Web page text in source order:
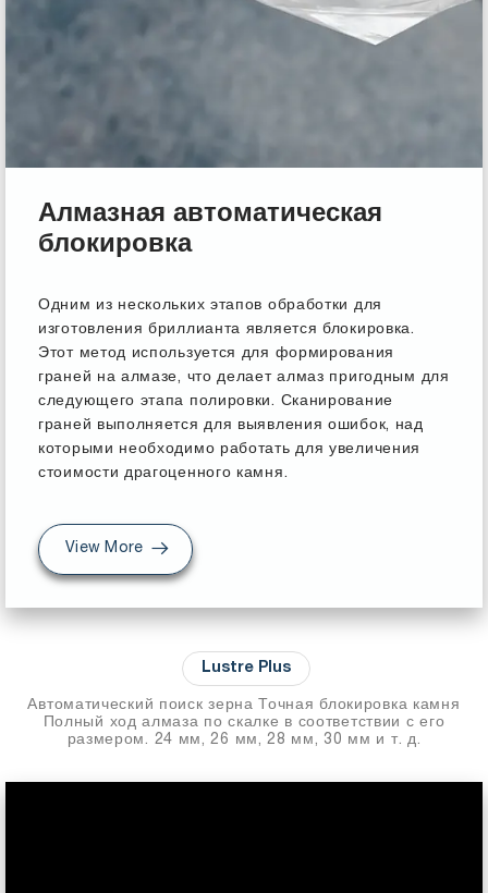
Алмазная автоматическая
блокировка
Одним из нескольких этапов обработки для
изготовления бриллианта является блокировка.
Этот метод используется для формирования
граней на алмазе, что делает алмаз пригодным для
следующего этапа полировки. Сканирование
граней выполняется для выявления ошибок, над
которыми необходимо работать для увеличения
стоимости драгоценного камня.
View More
Lustre Plus
Автоматический поиск зерна Точная блокировка камня
Полный ход алмаза по скалке в соответствии с его
размером. 24 мм, 26 мм, 28 мм, 30 мм и т. д.